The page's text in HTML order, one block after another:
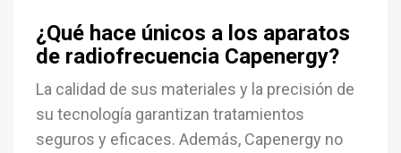
¿Qué hace únicos a los aparatos
de radiofrecuencia Capenergy?
La calidad de sus materiales y la precisión de
su tecnología garantizan tratamientos
seguros y eficaces. Además, Capenergy no